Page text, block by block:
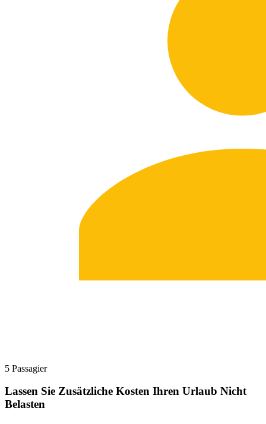
5 Passagier
Lassen Sie Zusätzliche Kosten Ihren Urlaub Nicht
Belasten